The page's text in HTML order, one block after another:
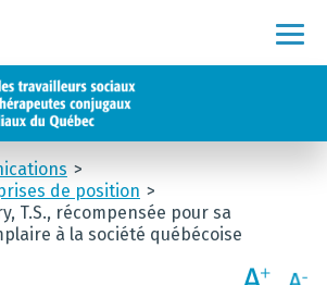
de position
T.S., récompensée pour sa
à la société québécoise